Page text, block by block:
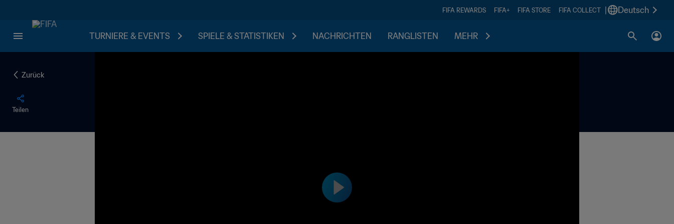
FIFA REWARDS FIFA+ FIFA STORE FIFA COLLECT Deutsch
TURNIERE & EVENTS SPIELE & STATISTIKEN NACHRICHTEN RANGLISTEN MEHR
Zurück
Teilen